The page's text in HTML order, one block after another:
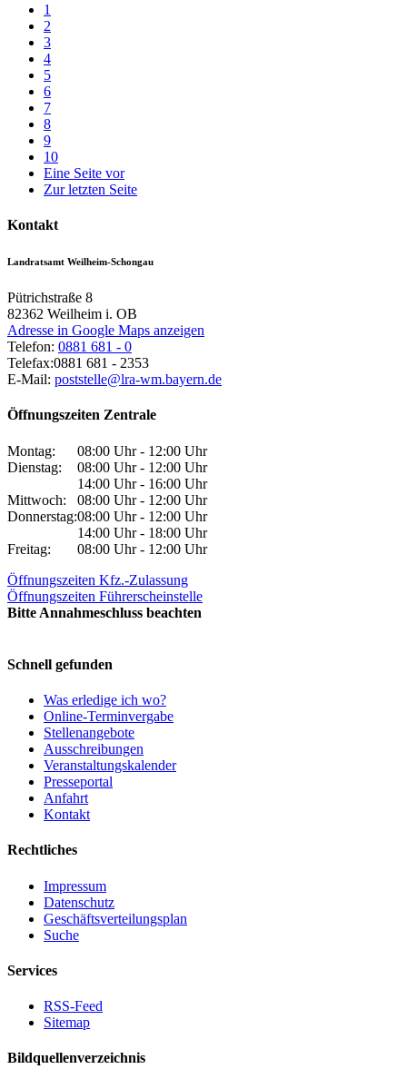
1
2
3
4
5
6
7
8
9
10
Eine Seite vor
Zur letzten Seite
Kontakt
Landratsamt Weilheim-Schongau
Pütrichstraße 8
82362 Weilheim i. OB
Adresse in Google Maps anzeigen
Telefon: 0881 681 - 0
Telefax:0881 681 - 2353
E-Mail: poststelle@lra-wm.bayern.de
Öffnungszeiten Zentrale
Montag:
08:00 Uhr - 12:00 Uhr
Dienstag:
08:00 Uhr - 12:00 Uhr
14:00 Uhr - 16:00 Uhr
Mittwoch:
08:00 Uhr - 12:00 Uhr
Donnerstag:08:00 Uhr - 12:00 Uhr
14:00 Uhr - 18:00 Uhr
Freitag:
08:00 Uhr - 12:00 Uhr
Öffnungszeiten Kfz.-Zulassung
Öffnungszeiten Führerscheinstelle
Bitte Annahmeschluss beachten
Schnell gefunden
Was erledige ich wo?
Online-Terminvergabe
Stellenangebote
Ausschreibungen
Veranstaltungskalender
Presseportal
Anfahrt
Kontakt
Rechtliches
Impressum
Datenschutz
Geschäftsverteilungsplan
Suche
Services
RSS-Feed
Sitemap
Bildquellenverzeichnis